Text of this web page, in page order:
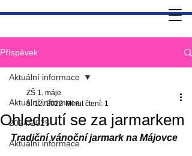
Příspěvek
Aktuální informace
2024/2025
Aktuální informace
Aktuální informace
Ohlednutí se za jarmarkem
ZŠ 1. máje
5. 12. 2022 Minut čtení: 1
Tradiční vánoční jarmark na Májovce